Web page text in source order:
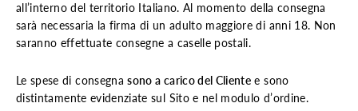
all’interno del territorio Italiano. Al momento della consegna
sarà necessaria la firma di un adulto maggiore di anni 18. Non
saranno effettuate consegne a caselle postali.
Le spese di consegnasonoa carico del Cliente e sono
distintamente evidenziate sul Sito e nel modulo d’ordine.